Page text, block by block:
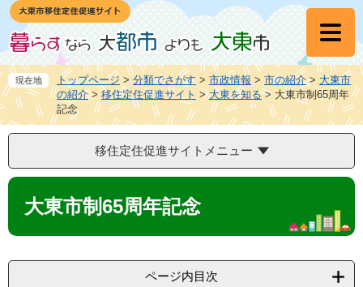
ペ
ジ
先
頭
で
す
メ
ュ
を
飛
ば
し
文
現在地 トップページ > 分類でさがす > 市政情報 > 市の紹介 > 大東市
の紹介 >移住定住促進サイト >大東を知る> 大東市制65周年
記念
移住定住促進サイトメニュー
本
大東市制65周年記念
ページ内目次